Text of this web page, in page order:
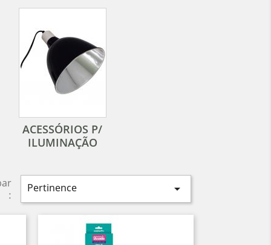
ACESSÓRIOS P/
ILUMINAÇÃO
:
Pertinence 